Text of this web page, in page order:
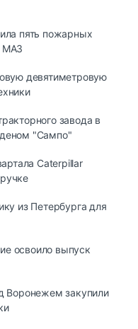
пять пожарных
МАЗ
девятиметровую
завода в
"Сампо"
Caterpillar
из Петербурга для
освоило выпуск
Воронежем закупили